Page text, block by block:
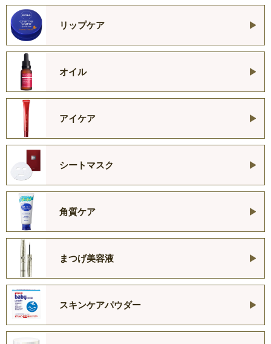
リップケア
オイル
アイケア
シートマスク
角質ケア
まつげ美容液
スキンケアパウダー